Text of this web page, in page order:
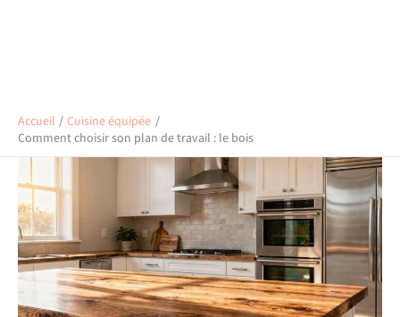
Accueil
Cuisine équipée
Comment choisir son plan de travail : le bois